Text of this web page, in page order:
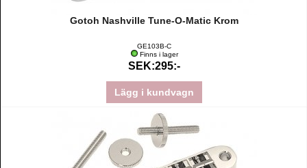
Gotoh Nashville Tune-O-Matic Krom
GE103B-C
Finns i lager
SEK:295:-
Lägg i kundvagn